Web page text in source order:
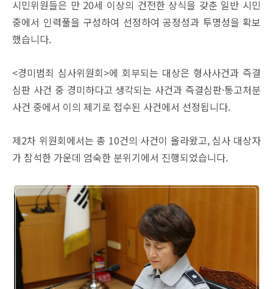
시민위원들은 만 20세 이상의 건전한 상식을 갖춘 일반 시민
중에서 인력풀을 구성하여 선정하여 공정성과 투명성을 확보
했습니다.
<경미범죄 심사위원회>에 회부되는 대상은 형사사건과 즉결
심판 사건 중 경미하다고 생각되는 사건과 즉결심판·통고처분
사건 중에서 이의 제기로 접수된 사건에서 선정됩니다.
제2차 위원회에서는 총 10건의 사건이 올라왔고, 심사 대상자
가 참석한 가운데 엄숙한 분위기에서 진행되었습니다.